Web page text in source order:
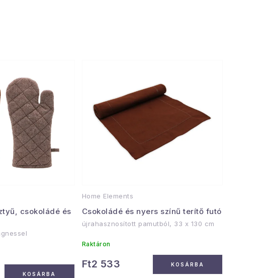
csokoládé és
KOSÁRBA
Home Elements
Csokoládé és nyers színű terítő futó
újrahasznosított pamutból, 33 x 130 cm
Raktáron
Ft2 533 KOSÁRBA